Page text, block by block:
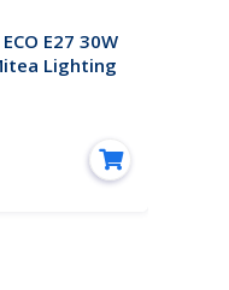
E27 30W
Lighting